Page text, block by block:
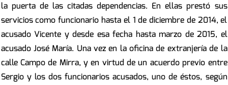
la puerta de las citadas dependencias. En ellas prestó sus
servicios como funcionario hasta el 1 de diciembre de 2014, el
acusado Vicente y desde esa fecha hasta marzo de 2015, el
acusado José María. Una vez en la oficina de extranjería de la
calle Campo de Mirra, y en virtud de un acuerdo previo entre
Sergio y los dos funcionarios acusados, uno de éstos, según